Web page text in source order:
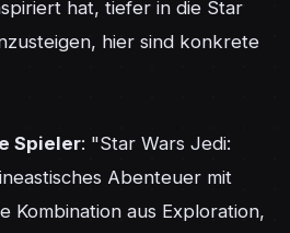
hat, tiefer in die Star
hier sind konkrete
Spieler: "Star Wars Jedi:
Abenteuer mit
Kombination aus Exploration,